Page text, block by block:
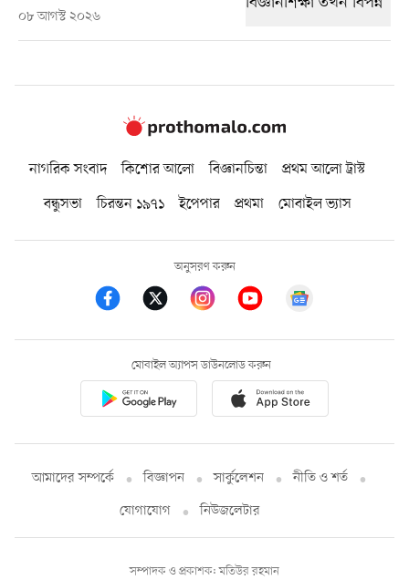
০৮ আগস্ট ২০২৬
নাগরিক সংবাদ কিশোর আলো বিজ্ঞানচিন্তা
প্রথম আলো ট্রাস্ট
বন্ধুসভা
চিরন্তন ১৯৭১ ইপেপার প্রথমা মোবাইল ভ্যাস
অনুসরণ করুন
মোবাইল অ্যাপস ডাউনলোড করুন
আমাদের সম্পর্কে বিজ্ঞাপন সার্কুলেশন
নীতি ও শর্ত
যোগাযোগ
নিউজলেটার
সম্পাদক ও প্রকাশক: মতিউর রহমান